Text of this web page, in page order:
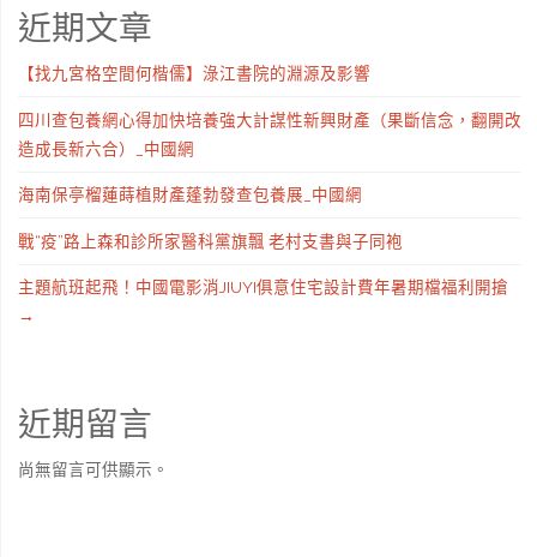
近期文章
【找九宮格空間何楷儒】淥江書院的淵源及影響
四川查包養網心得加快培養強大計謀性新興財產（果斷信念，翻開改
造成長新六合）_中國網
海南保亭榴蓮蒔植財產蓬勃發查包養展_中國網
戰“疫”路上森和診所家醫科黨旗飄 老村支書與子同袍
主題航班起飛！中國電影消JIUYI俱意住宅設計費年暑期檔福利開搶
→
近期留言
尚無留言可供顯示。